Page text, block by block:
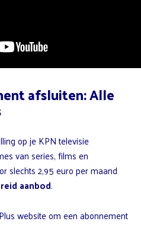
afsluiten: Alle
op je KPN televisie
van series, films en
slechts 2,95 euro per maand
aanbod.
website om een abonnement